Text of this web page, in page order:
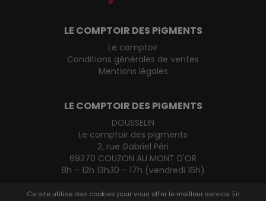
LE COMPTOIR DES PIGMENTS
Le comptoir
Conditions générales de ventes
Mentions légales
LE COMPTOIR DES PIGMENTS
DOUSSELIN
Le comptoir des pigments
2, rue Gabriel Péri
69270 COUZON AU MONT D'OR
8h – 12h 13h30 – 17h (vendredi 16h)
0472429600
Ce site utilise des cookies pour vous offrir le meilleur service. En